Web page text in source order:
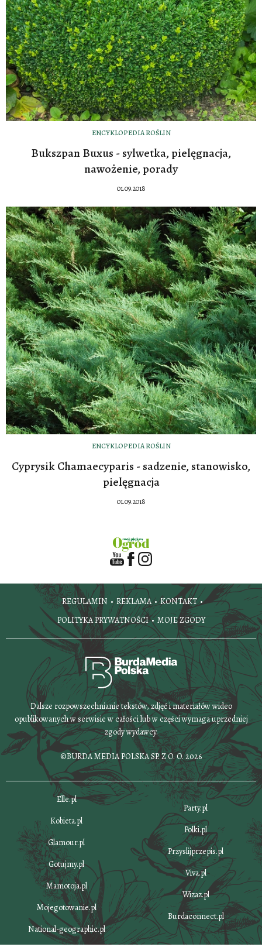
ENCYKLOPEDIA ROŚLIN
Bukszpan Buxus - sylwetka, pielęgnacja,
nawożenie, porady
01.09.2018
ENCYKLOPEDIA ROŚLIN
Cyprysik Chamaecyparis - sadzenie, stanowisko,
pielęgnacja
01.09.2018
REGULAMIN REKLAMA
KONTAKT
POLITYKA PRYWATNOŚCI
MOJE ZGODY
Dalsze rozpowszechnianie tekstów, zdjęć i materiałów wideo
opublikowanych w serwisie w całości lub w części wymaga uprzedniej
zgody wydawcy.
©BURDA MEDIA POLSKA SP. Z O. O. 2026
Elle.pl
Kobieta.pl
Glamour.pl
Gotujmy.pl
Mamotoja.pl
Mojegotowanie.pl
National-geographic.pl
Party.pl
Polki.pl
Przyslijprzepis.pl
Viva.pl
Wizaz.pl
Burdaconnect.pl